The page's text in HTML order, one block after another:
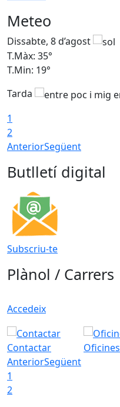
Meteo
Dissabte, 8 d’agost
T.Màx: 35°
T.Min: 19°
Tarda
1
2
AnteriorSegüent
Butlletí digital
Subscriu-te
Plànol / Carrers
Accedeix
Contactar Oficines
AnteriorSegüent
1
2